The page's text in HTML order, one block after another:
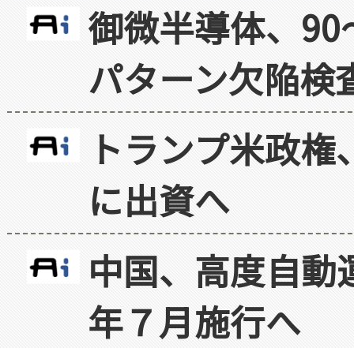
御微半導体、
パターン欠陥検
トランプ米政
に出資へ
中国、高度自
年７月施行へ